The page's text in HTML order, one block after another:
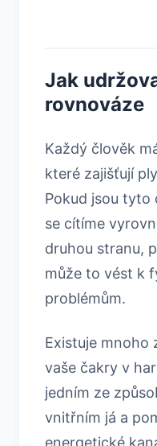
Jak
rovnováze
Každý člověk
které zajišťují
Pokud jsou tyto
se cítíme
druhou stranu,
může to vést k
problémům.
Existuje mnoho
vaše čakry v
jedním ze
vnitřním já a
energetické